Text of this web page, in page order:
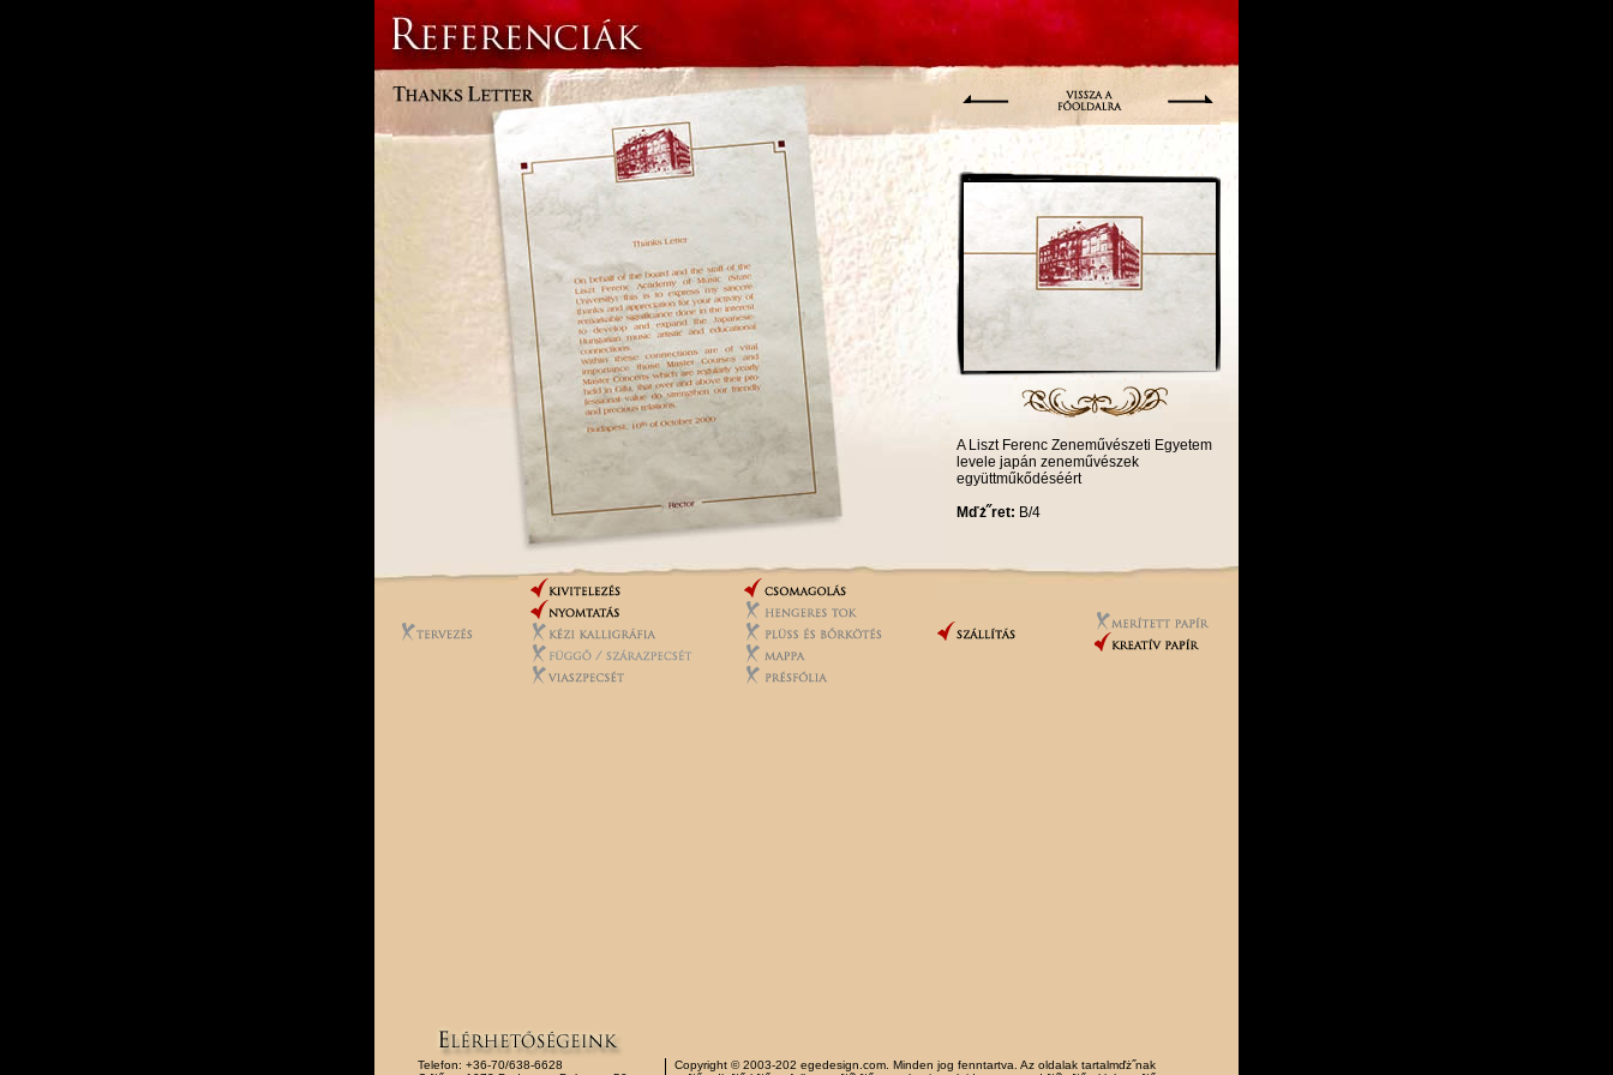
A Liszt Ferenc Zeneművészeti Egyetem
levele japán zeneművészek
együttműkődéséért
Mďż˝ret: B/4
Telefon: +36-70/638-6628
Copyright © 2003-202 egedesign.com. Minden jog fenntartva. Az oldalak tartalmďż˝nak